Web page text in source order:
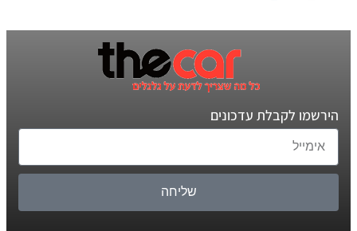
הירשמו לקבלת עדכונים
שליחה